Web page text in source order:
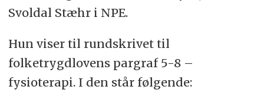
Svoldal Stæhr i NPE.
Hun viser til rundskrivet til
folketrygdlovens pargraf 5-8 –
fysioterapi. I den står følgende: